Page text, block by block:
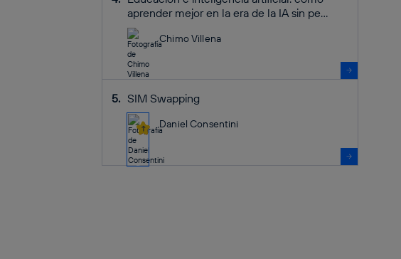
aprender mejor en la era de la IA sin pe...
Chimo Villena
SIM Swapping
Daniel Consentini